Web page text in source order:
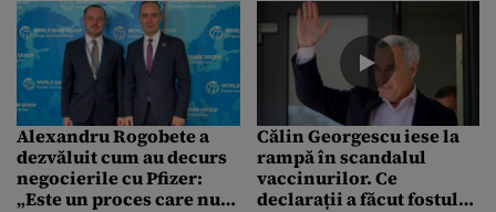
/ Plătim lunar 2,5
milioane de euro numai
cu titlu de dobândă”
Alexandru Rogobete a
dezvăluit cum au decurs
negocierile cu Pfizer:
„Este un proces care nu
Călin Georgescu iese la
rampă în scandalul
vaccinurilor. Ce
declarații a făcut fostul